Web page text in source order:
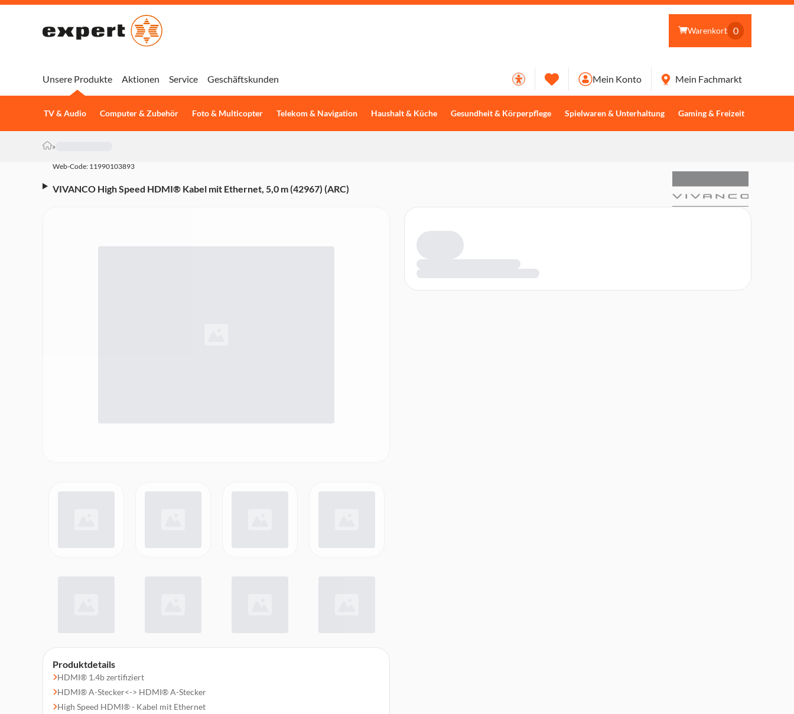
Warenkorb 0
Unsere Produkte
TV & Audio Computer & Zubehör Foto & Multicopter Telekom & Navigation Haushalt & Küche Gesundheit & Körperpflege Spielwaren & Unterhaltung Gaming & Freizeit
Aktionen Service Geschäftskunden Mein Konto Mein Fachmarkt
»
Web-Code: 11990103893
VIVANCO High Speed HDMI® Kabel mit Ethernet, 5,0 m (42967) (ARC)
Produktdetails
HDMI® 1.4b zertifiziert
HDMI® A-Stecker<-> HDMI® A-Stecker
High Speed HDMI® - Kabel mit Ethernet